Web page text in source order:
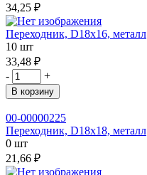
34,25 ₽
Переходник, D18х16, металл
10 шт
33,48 ₽
-
+
В корзину
00-00000225
Переходник, D18х18, металл
0 шт
21,66 ₽